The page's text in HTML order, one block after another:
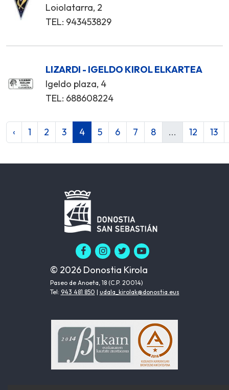
Loiolatarra, 2
TEL: 943453829
LIZARDI - IGELDO KIROL ELKARTEA
Igeldo plaza, 4
TEL: 688608224
‹ 1 2 3 4 5 6 7 8 ... 12 13
© 2026 Donostia Kirola
Paseo de Anoeta, 18 (C.P. 20014)
Tel: 943 481 850 | udala_kirolak@donostia.eus